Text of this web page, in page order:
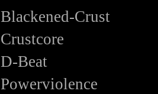
Blackened-Crust
Crustcore
D-Beat
Powerviolence